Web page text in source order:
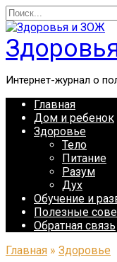
Перейти
к
содержанию
Search
for:
Интернет-журнал о
Главная
Дом и ребенок
Здоровье
Тело
Питание
Разум
Дух
Обучение и
Полезные
Обратная связь
Главная » Здоровье